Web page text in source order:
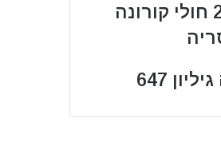
רמזור אדום: 20 חולי קורונה
647